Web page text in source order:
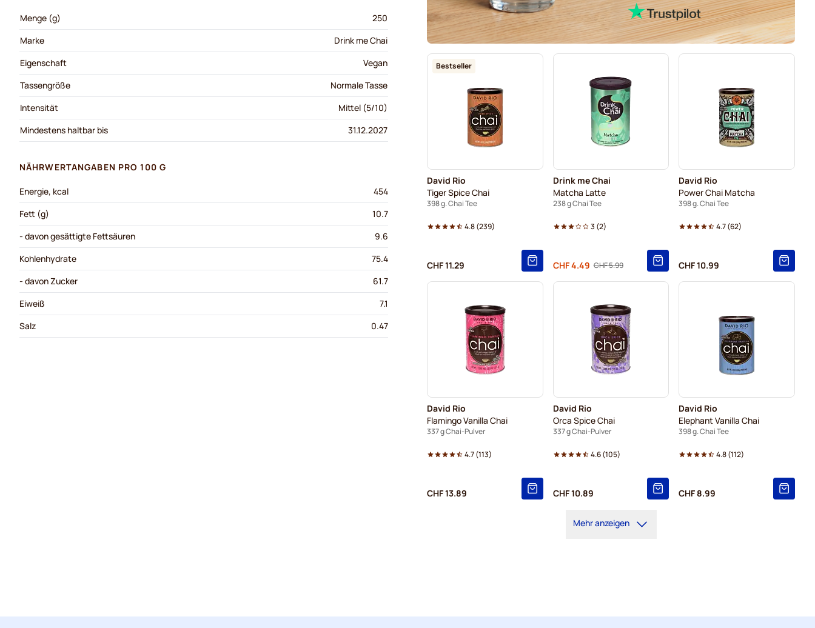
Bestseller
David Rio
Tiger Spice Chai
398 g. Chai Tee
4.8(239)
CHF 11.29
Drink me Chai
Matcha Latte
238 g Chai Tee
3 (2)
Regulärer Preis
CHF 5.99
Von
CHF 4.49
David Rio
Power Chai Matcha
398 g. Chai Tee
4.7(62)
CHF 10.99
David Rio
Flamingo Vanilla Chai
337 g Chai-Pulver
4.7(113)
CHF 13.89
David Rio
Orca Spice Chai
337 g Chai-Pulver
4.6(105)
CHF 10.89
David Rio
Elephant Vanilla Chai
398 g. Chai Tee
4.8(112)
CHF 8.99
Mehr anzeigen
Menge (g)
250
Marke
Drink me Chai
Eigenschaft
Vegan
Tassengröße
Normale Tasse
Intensität
Mittel (5/10)
Mindestens haltbar bis
31.12.2027
NÄHRWERTANGABEN PRO 100 G
Energie, kcal
454
Fett (g)
10.7
- davon gesättigte Fettsäuren
9.6
Kohlenhydrate
75.4
- davon Zucker
61.7
Eiweiß
7.1
Salz
0.47